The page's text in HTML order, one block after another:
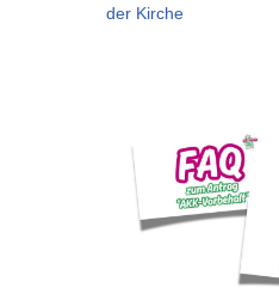
der Kirche